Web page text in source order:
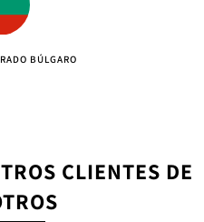
BÚLGARO
CLIENTES DE